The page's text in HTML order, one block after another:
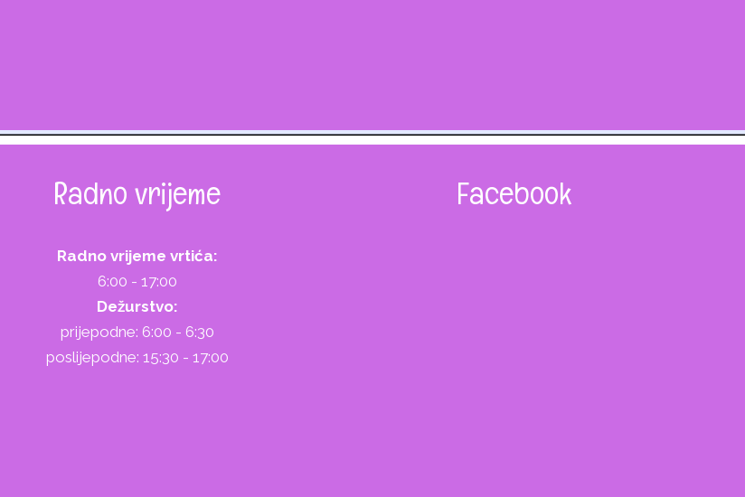
Radno vrijeme
Radno vrijeme vrtića:
6:00 - 17:00
Dežurstvo:
prijepodne: 6:00 - 6:30
poslijepodne: 15:30 - 17:00
Facebook